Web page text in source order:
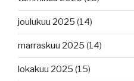
ei
sotaa
–
kaikki
joulukuu 2025 (14)
marraskuu 2025 (14)
lokakuu 2025 (15)